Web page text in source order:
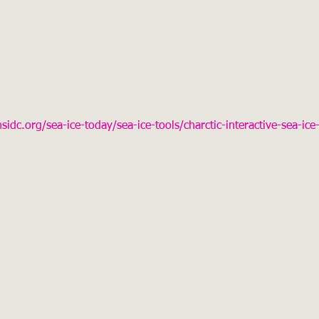
sea-ice-today/sea-ice-tools/charctic-interactive-sea-